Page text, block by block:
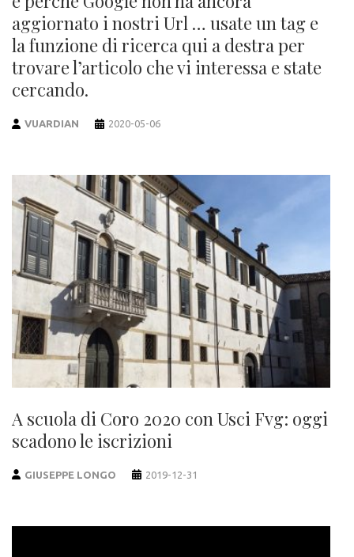
aggiornato i nostri Url … usate un tag e
la funzione di ricerca qui a destra per
trovare l’articolo che vi interessa e state
cercando.
VUARDIAN 2020-05-06
A scuola di Coro 2020 con Usci Fvg: oggi
scadono le iscrizioni
GIUSEPPE LONGO 2019-12-31